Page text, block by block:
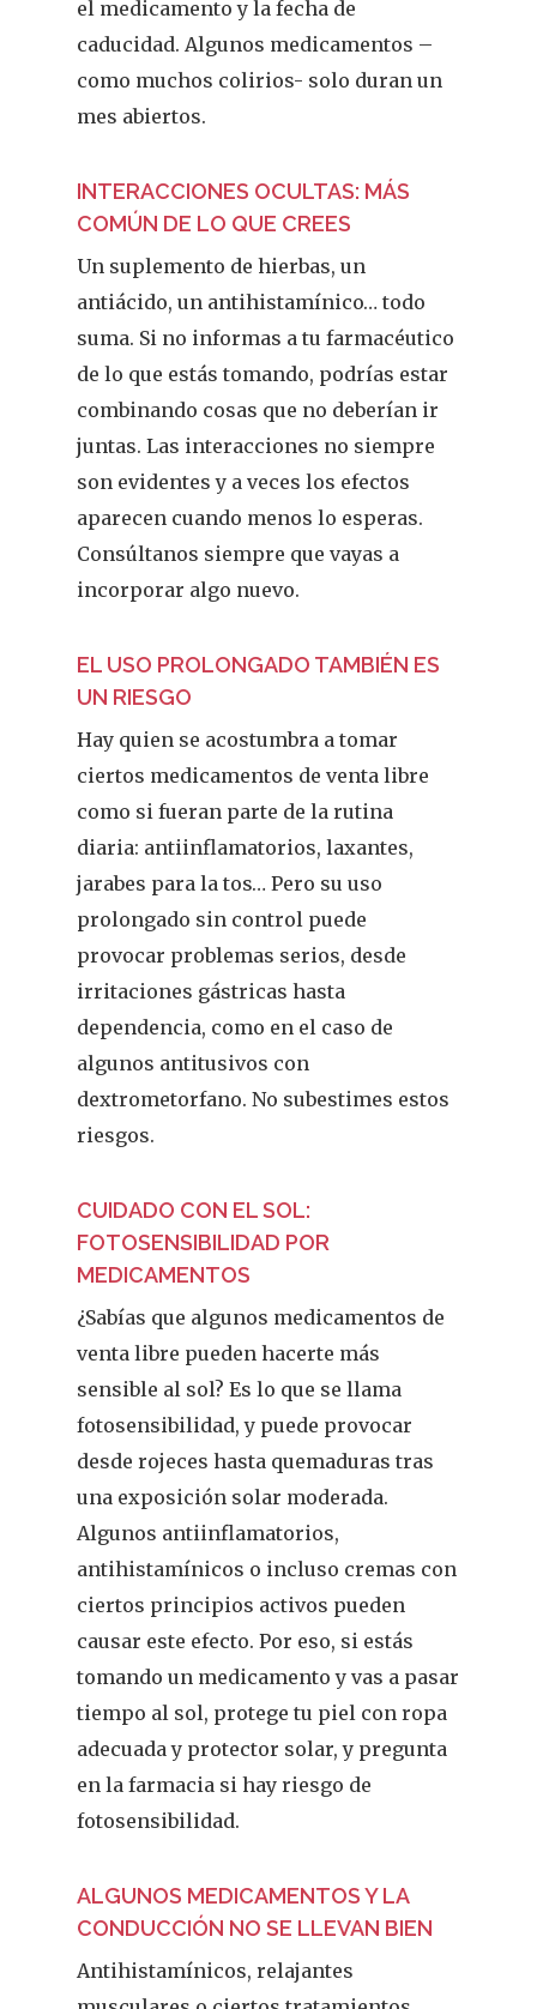
el medicamento y la fecha de
caducidad. Algunos medicamentos –
como muchos colirios- solo duran un
mes abiertos.
INTERACCIONES OCULTAS: MÁS
COMÚN DE LO QUE CREES
Un suplemento de hierbas, un
antiácido, un antihistamínico… todo
suma. Si no informas a tu farmacéutico
de lo que estás tomando, podrías estar
combinando cosas que no deberían ir
juntas. Las interacciones no siempre
son evidentes y a veces los efectos
aparecen cuando menos lo esperas.
Consúltanos siempre que vayas a
incorporar algo nuevo.
EL USO PROLONGADO TAMBIÉN ES
UN RIESGO
Hay quien se acostumbra a tomar
ciertos medicamentos de venta libre
como si fueran parte de la rutina
diaria: antiinflamatorios, laxantes,
jarabes para la tos… Pero su uso
prolongado sin control puede
provocar problemas serios, desde
irritaciones gástricas hasta
dependencia, como en el caso de
algunos antitusivos con
dextrometorfano. No subestimes estos
riesgos.
CUIDADO CON EL SOL:
FOTOSENSIBILIDAD POR
MEDICAMENTOS
¿Sabías que algunos medicamentos de
venta libre pueden hacerte más
sensible al sol? Es lo que se llama
fotosensibilidad, y puede provocar
desde rojeces hasta quemaduras tras
una exposición solar moderada.
Algunos antiinflamatorios,
antihistamínicos o incluso cremas con
ciertos principios activos pueden
causar este efecto. Por eso, si estás
tomando un medicamento y vas a pasar
tiempo al sol, protege tu piel con ropa
adecuada y protector solar, y pregunta
en la farmacia si hay riesgo de
fotosensibilidad.
ALGUNOS MEDICAMENTOS Y LA
CONDUCCIÓN NO SE LLEVAN BIEN
Antihistamínicos, relajantes
REVISTA DEL COLEGIO DE
FARMACÉUTICOS DE